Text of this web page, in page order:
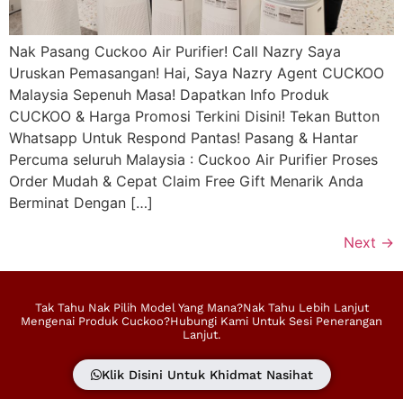
Nak Pasang Cuckoo Air Purifier! Call Nazry Saya
Uruskan Pemasangan! Hai, Saya Nazry Agent CUCKOO
Malaysia Sepenuh Masa! Dapatkan Info Produk
CUCKOO & Harga Promosi Terkini Disini! Tekan Button
Whatsapp Untuk Respond Pantas! Pasang & Hantar
Percuma seluruh Malaysia : Cuckoo Air Purifier Proses
Order Mudah & Cepat Claim Free Gift Menarik Anda
Berminat Dengan […]
Next →
Tak Tahu Nak Pilih Model Yang Mana?Nak Tahu Lebih Lanjut
Mengenai Produk Cuckoo?Hubungi Kami Untuk Sesi Penerangan
Lanjut.
Klik Disini Untuk Khidmat Nasihat